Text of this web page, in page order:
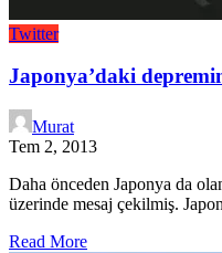
Twitter
Japonya’daki
Murat
Tem 2, 2013
Daha önceden Japonya da
üzerinde mesaj çekilmiş.
Read More